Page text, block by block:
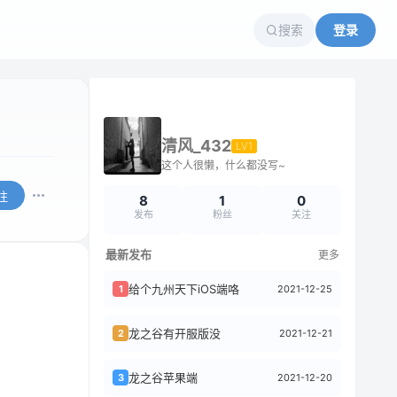
搜索 登录
清风_432 LV1
这个人很懒，什么都没写~
8
发布
1
粉丝
0
关注
最新发布 更多
1 给个九州天下iOS端咯 2021-12-25
2 龙之谷有开服版没 2021-12-21
3 龙之谷苹果端 2021-12-20